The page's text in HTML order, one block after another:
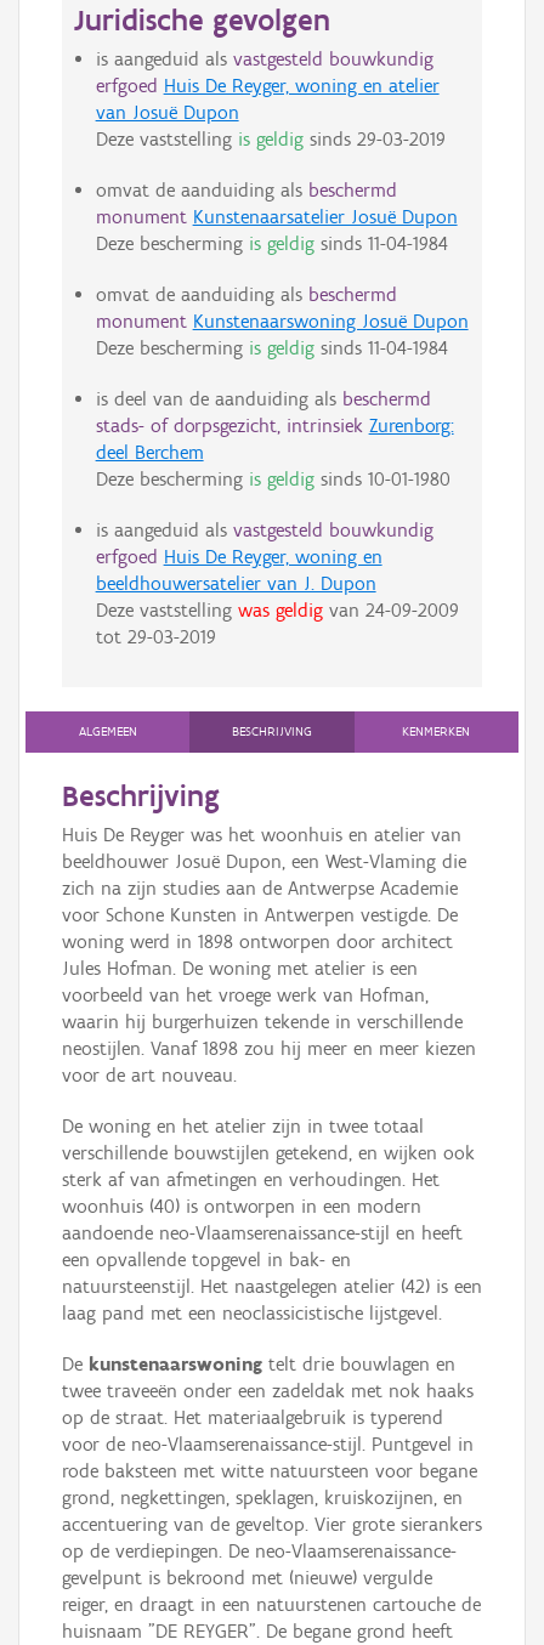
Juridische gevolgen
is aangeduid als vastgesteld bouwkundig
erfgoed Huis De Reyger, woning en atelier
van Josuë Dupon
Deze vaststelling is geldigsinds 29-03-2019
omvat de aanduiding als beschermd
monument Kunstenaarsatelier Josuë Dupon
Deze bescherming is geldigsinds 11-04-1984
omvat de aanduiding als beschermd
monument Kunstenaarswoning Josuë Dupon
Deze bescherming is geldigsinds 11-04-1984
is deel van de aanduiding als beschermd
stads- of dorpsgezicht, intrinsiek Zurenborg:
deel Berchem
Deze bescherming is geldigsinds 10-01-1980
is aangeduid als vastgesteld bouwkundig
erfgoed Huis De Reyger, woning en
beeldhouwersatelier van J. Dupon
Deze vaststelling was geldigvan 24-09-2009
tot 29-03-2019
ALGEMEEN BESCHRIJVING KENMERKEN
Beschrijving
Huis De Reyger was het woonhuis en atelier van
beeldhouwer Josuë Dupon, een West-Vlaming die
zich na zijn studies aan de Antwerpse Academie
voor Schone Kunsten in Antwerpen vestigde. De
woning werd in 1898 ontworpen door architect
Jules Hofman. De woning met atelier is een
voorbeeld van het vroege werk van Hofman,
waarin hij burgerhuizen tekende in verschillende
neostijlen. Vanaf 1898 zou hij meer en meer kiezen
voor de art nouveau.
De woning en het atelier zijn in twee totaal
verschillende bouwstijlen getekend, en wijken ook
sterk af van afmetingen en verhoudingen. Het
woonhuis (40) is ontworpen in een modern
aandoende neo-Vlaamserenaissance-stijl en heeft
een opvallende topgevel in bak- en
natuursteenstijl. Het naastgelegen atelier (42) is een
laag pand met een neoclassicistische lijstgevel.
De kunstenaarswoning telt drie bouwlagen en
twee traveeën onder een zadeldak met nok haaks
op de straat. Het materiaalgebruik is typerend
voor de neo-Vlaamserenaissance-stijl. Puntgevel in
rode baksteen met witte natuursteen voor begane
grond, negkettingen, speklagen, kruiskozijnen, en
accentuering van de geveltop. Vier grote sierankers
op de verdiepingen. De neo-Vlaamserenaissance-
gevelpunt is bekroond met (nieuwe) vergulde
reiger, en draagt in een natuurstenen cartouche de
huisnaam "DE REYGER". De begane grond heeft